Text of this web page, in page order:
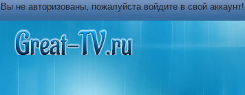
Вы не авторизованы, пожалуйста войдите в свой